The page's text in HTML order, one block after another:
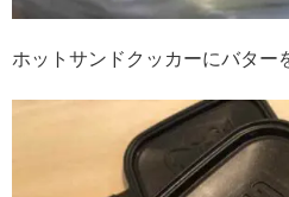
ホットサンドクッカーにバター